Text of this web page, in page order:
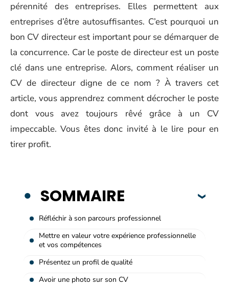
pérennité des entreprises. Elles permettent aux
entreprises d’être autosuffisantes. C’est pourquoi un
bon CV directeur est important pour se démarquer de
la concurrence. Car le poste de directeur est un poste
clé dans une entreprise. Alors, comment réaliser un
CV de directeur digne de ce nom ? À travers cet
article, vous apprendrez comment décrocher le poste
dont vous avez toujours rêvé grâce à un CV
impeccable. Vous êtes donc invité à le lire pour en
tirer profit.
SOMMAIRE
Réfléchir à son parcours professionnel
Mettre en valeur votre expérience professionnelle
et vos compétences
Présentez un profil de qualité
Avoir une photo sur son CV